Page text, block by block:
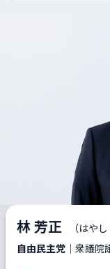
林 芳正
（はや
自由民主党 ｜衆議院